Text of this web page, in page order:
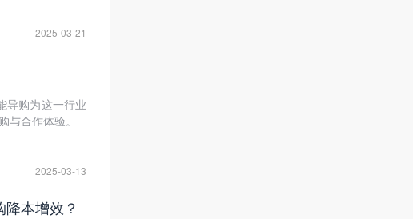
2025-03-21
导购为这一行业
合作体验。
2025-03-13
本增效？